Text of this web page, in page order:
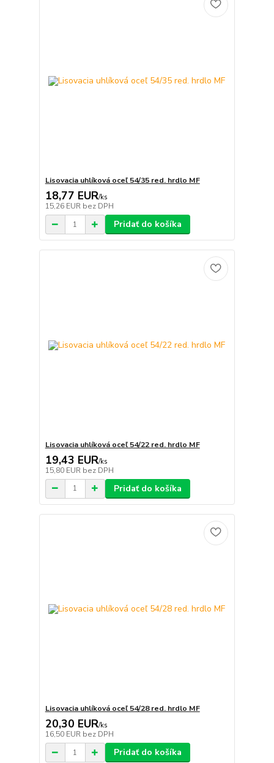
Lisovacia uhlíková oceľ 54/35 red. hrdlo MF
18,77 EUR/ks
15,26 EUR bez DPH
Pridať do košíka
Lisovacia uhlíková oceľ 54/22 red. hrdlo MF
19,43 EUR/ks
15,80 EUR bez DPH
Pridať do košíka
Lisovacia uhlíková oceľ 54/28 red. hrdlo MF
20,30 EUR/ks
16,50 EUR bez DPH
Pridať do košíka